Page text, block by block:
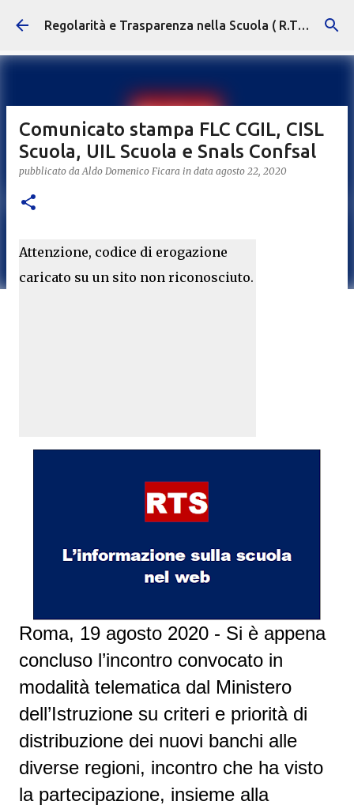
Passa ai contenuti principali Regolarità e Trasparenza nella Scuola ( R.T.S. )
Comunicato stampa FLC CGIL, CISL
Scuola, UIL Scuola e Snals Confsal
pubblicato daAldo Domenico Ficara in data agosto 22, 2020
Attenzione, codice di erogazione
caricato su un sito non riconosciuto.
Roma, 19 agosto 2020 - Si è appena
concluso l’incontro convocato in
modalità telematica dal Ministero
dell’Istruzione su criteri e priorità di
distribuzione dei nuovi banchi alle
diverse regioni, incontro che ha visto
la partecipazione, insieme alla